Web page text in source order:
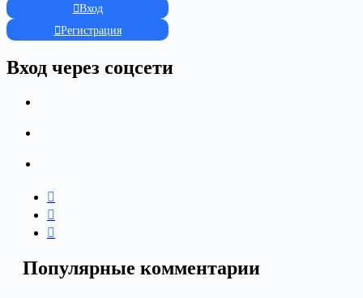
Вход
Регистрация
Вход через соцсети
Популярные комментарии